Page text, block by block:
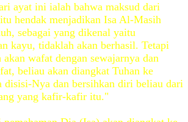
ayat ini ialah bahwa maksud dari
hendak menjadikan Isa Al-Masih
sebagai yang dikenal yaitu
kayu, tidaklah akan berhasil. Tetapi
wafat dengan sewajarnya dan
beliau akan diangkat Tuhan ke
disisi-Nya dan bersihkan diri beliau dari
yang kafir-kafir itu."